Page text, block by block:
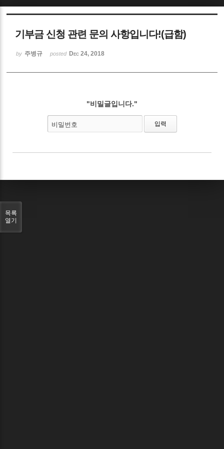
기부금 신청 관련 문의 사항입니다!(급함)
by 주병규 posted Dec 24, 2018
"비밀글입니다."
비밀번호
목록
열기
Sketchbook5, 스케치북5
Sketchbook5, 스케치북5